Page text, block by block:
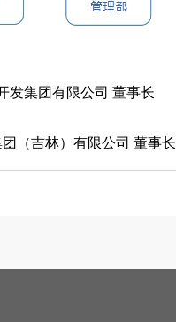
发集团有限公司 董事长
（吉林）有限公司 董事长